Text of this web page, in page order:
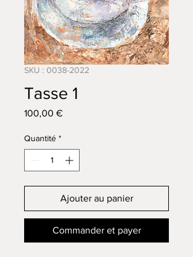
SKU : 0038-2022
Tasse 1
100,00 €Prix
Quantité *
Ajouter au panier
Commander et payer